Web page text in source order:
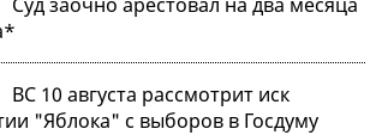
ВС 10 августа рассмотрит иск
"Яблока" с выборов в Госдуму